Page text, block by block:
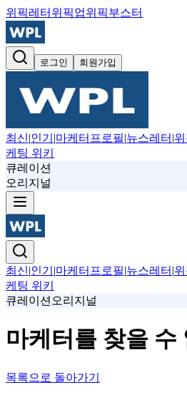
위픽레터 위픽업위픽부스터
로그인 회원가입
최신|인기 |마케터프로필|뉴스레터 |
케팅 위키
큐레이션
오리지널
최신|인기 |마케터프로필|뉴스레터 |
케팅 위키
큐레이션 오리지널
마케터를 찾을 수
목록으로 돌아가기